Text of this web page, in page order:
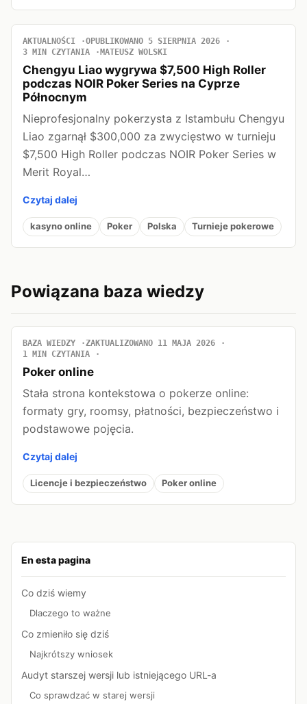
En esta pagina
Co dziś wiemy
Dlaczego to ważne
Co zmieniło się dziś
Najkrótszy wniosek
Audyt starszej wersji lub istniejącego URL-a
Co sprawdzać w starej wersji
AKTUALNOŚCI
OPUBLIKOWANO 5 SIERPNIA 2026
3 MIN CZYTANIA
MATEUSZ WOLSKI
Chengyu Liao wygrywa $7,500 High Roller
podczas NOIR Poker Series na Cyprze
Północnym
Nieprofesjonalny pokerzysta z Istambułu Chengyu
Liao zgarnął $300,000 za zwycięstwo w turnieju
$7,500 High Roller podczas NOIR Poker Series w
Merit Royal…
Czytaj dalej
kasyno online Poker Polska Turnieje pokerowe
Powiązana baza wiedzy
BAZA WIEDZY
ZAKTUALIZOWANO 11 MAJA 2026
1 MIN CZYTANIA
Poker online
Stała strona kontekstowa o pokerze online:
formaty gry, roomsy, płatności, bezpieczeństwo i
podstawowe pojęcia.
Czytaj dalej
Licencje i bezpieczeństwo Poker online